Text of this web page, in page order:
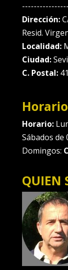
Dirección:
Resid.
Localidad:
Ciudad:
C. Postal:
Horario:
Sábados de
Domingos:
QUIEN